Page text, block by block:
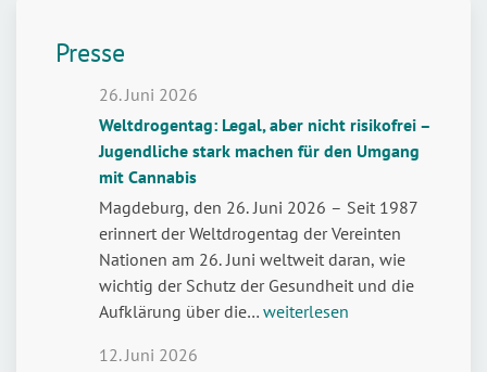
Presse
Weltdrogentag: Legal, aber nicht risikofrei –
Jugendliche stark machen für den Umgang
mit Cannabis
26. Juni 2026
Magdeburg, den 26. Juni 2026 – Seit 1987
erinnert der Weltdrogentag der Vereinten
Nationen am 26. Juni weltweit daran, wie
wichtig der Schutz der Gesundheit und die
Aufklärung über die… Weltdrogentag:
weiterlesen
12. Juni 2026